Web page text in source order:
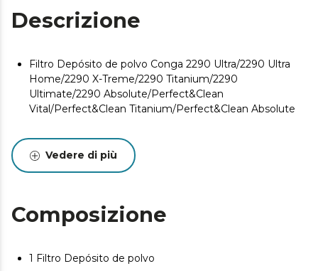
Descrizione
Filtro Depósito de polvo Conga 2290 Ultra/2290 Ultra
Home/2290 X-Treme/2290 Titanium/2290
Ultimate/2290 Absolute/Perfect&Clean
Vital/Perfect&Clean Titanium/Perfect&Clean Absolute
Vedere di più
Composizione
1 Filtro Depósito de polvo